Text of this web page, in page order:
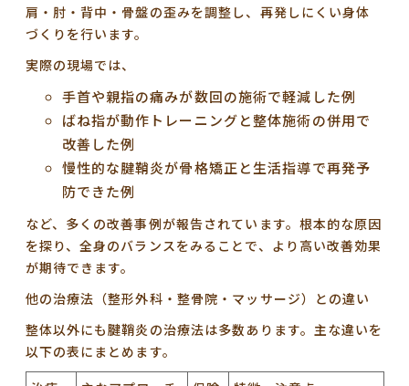
肩・肘・背中・骨盤の歪みを調整し、再発しにくい身体
づくりを行います。
実際の現場では、
手首や親指の痛みが数回の施術で軽減した例
ばね指が動作トレーニングと整体施術の併用で
改善した例
慢性的な腱鞘炎が骨格矯正と生活指導で再発予
防できた例
など、多くの改善事例が報告されています。根本的な原因
を探り、全身のバランスをみることで、より高い改善効果
が期待できます。
他の治療法（整形外科・整骨院・マッサージ）との違い
整体以外にも腱鞘炎の治療法は多数あります。主な違いを
以下の表にまとめます。